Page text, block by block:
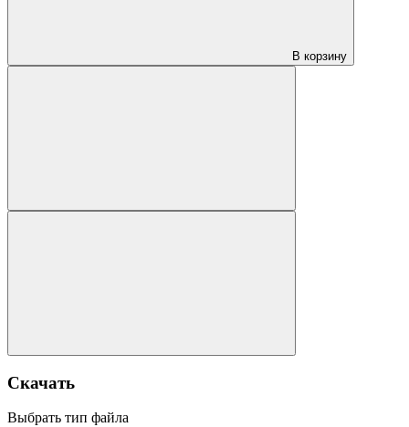
В корзину
Скачать
Выбрать тип файла